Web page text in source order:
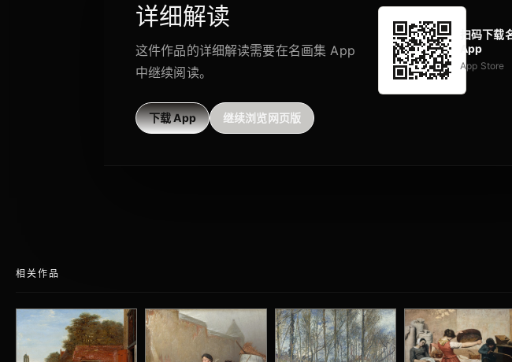
详细解读
这件作品的详细解读需要在名画集 App
中继续阅读。
下载 App 继续浏览网页版
扫码下载
App
App Store
相关作品